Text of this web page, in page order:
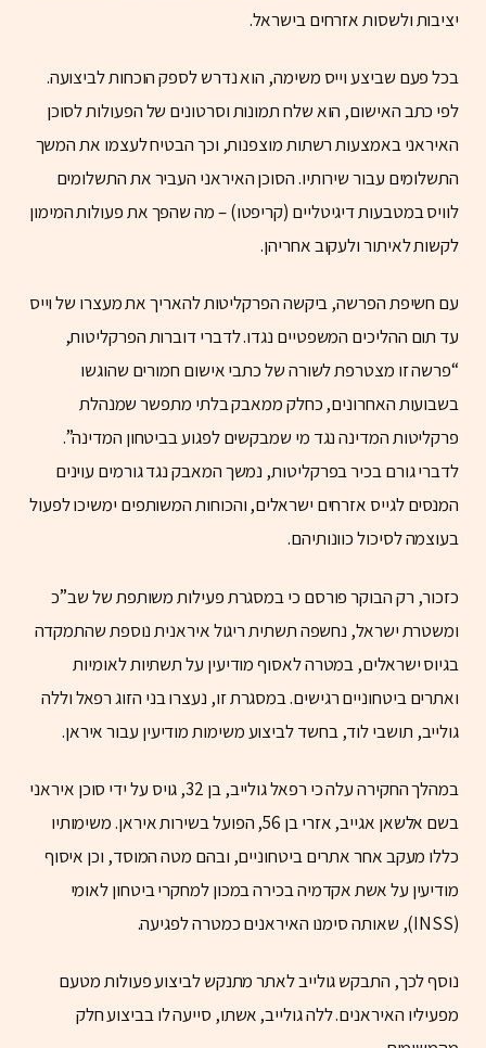
יציבות ולשסות אזרחים בישראל.
בכל פעם שביצע וייס משימה, הוא נדרש לספק הוכחות לביצועה.
לפי כתב האישום, הוא שלח תמונות וסרטונים של הפעולות לסוכן
האיראני באמצעות רשתות מוצפנות, וכך הבטיח לעצמו את המשך
התשלומים עבור שירותיו. הסוכן האיראני העביר את התשלומים
לוויס במטבעות דיגיטליים (קריפטו) – מה שהפך את פעולות המימון
לקשות לאיתור ולעקוב אחריהן.
עם חשיפת הפרשה, ביקשה הפרקליטות להאריך את מעצרו של וייס
עד תום ההליכים המשפטיים נגדו. לדברי דוברות הפרקליטות,
“פרשה זו מצטרפת לשורה של כתבי אישום חמורים שהוגשו
בשבועות האחרונים, כחלק ממאבק בלתי מתפשר שמנהלת
פרקליטות המדינה נגד מי שמבקשים לפגוע בביטחון המדינה”.
לדברי גורם בכיר בפרקליטות, נמשך המאבק נגד גורמים עוינים
המנסים לגייס אזרחים ישראלים, והכוחות המשותפים ימשיכו לפעול
בעוצמה לסיכול כוונותיהם.
כזכור, רק הבוקר פורסם כי במסגרת פעילות משותפת של שב”כ
ומשטרת ישראל, נחשפה תשתית ריגול איראנית נוספת שהתמקדה
בגיוס ישראלים, במטרה לאסוף מודיעין על תשתיות לאומיות
ואתרים ביטחוניים רגישים. במסגרת זו, נעצרו בני הזוג רפאל וללה
גולייב, תושבי לוד, בחשד לביצוע משימות מודיעין עבור איראן.
במהלך החקירה עלה כי רפאל גולייב, בן 32, גויס על ידי סוכן איראני
בשם אלשאן אגייב, אזרי בן 56, הפועל בשירות איראן. משימותיו
כללו מעקב אחר אתרים ביטחוניים, ובהם מטה המוסד, וכן איסוף
מודיעין על אשת אקדמיה בכירה במכון למחקרי ביטחון לאומי
(INSS), שאותה סימנו האיראנים כמטרה לפגיעה.
נוסף לכך, התבקש גולייב לאתר מתנקש לביצוע פעולות מטעם
מפעיליו האיראנים. ללה גולייב, אשתו, סייעה לו בביצוע חלק